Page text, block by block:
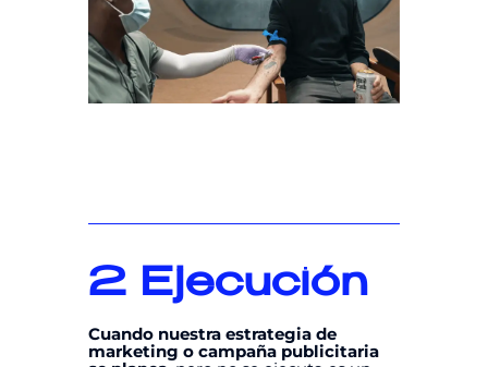
2 Ejecución
Cuando nuestra estrategia de
marketing o campaña publicitaria